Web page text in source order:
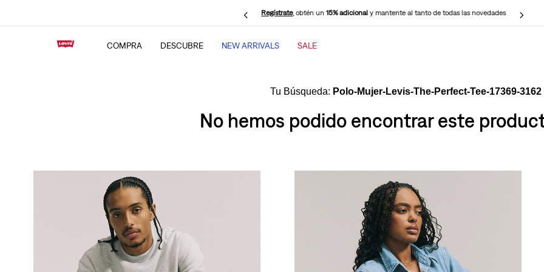
Regístrate, obtén un15% adicional y mantente al tanto de todas las novedades
COMPRA DESCUBRE NEW ARRIVALS SALE
Polo-Mujer-Levis-The-Perfect-Tee-17369-3162
No hemos podido encontrar este
1.
jeans mujer
2
jeans mujer 501
505 jeans hombre
polo hombre
wide leg
jeans mujer 318